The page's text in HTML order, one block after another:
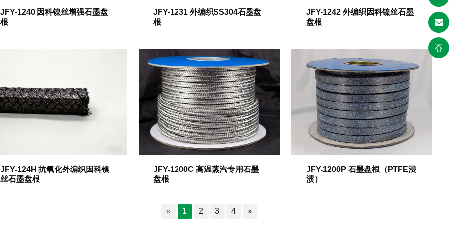
JFY-1240 因科镍丝增强石墨盘
根
JFY-1231 外编织SS304石墨盘
根
JFY-1242 外编织因科镍丝石墨
盘根
JFY-124H 抗氧化外编织因科镍
丝石墨盘根
JFY-1200C 高温蒸汽专用石墨
盘根
JFY-1200P 石墨盘根（PTFE浸
渍）
« 1 2 3 4 »